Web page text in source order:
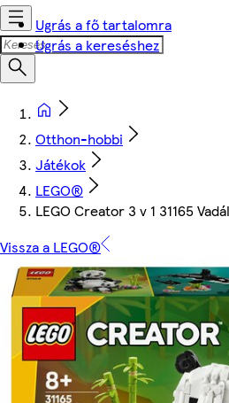
Ugrás a fő tartalomra
Ugrás a kereséshez
Otthon-hobbi
Játékok
LEGO®
LEGO Creator 3 v 1 31165
Vissza a LEGO®